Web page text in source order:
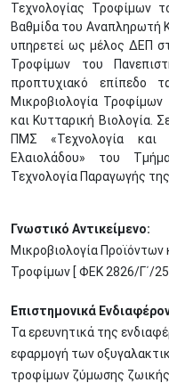
Τεχνολογίας Τροφίμων
Βαθμίδα του Αναπληρωτή
υπηρετεί ως μέλος ΔΕΠ
Τροφίμων του
προπτυχιακό επίπεδο
Μικροβιολογία Τροφίμων
και Κυτταρική Βιολογία.
ΠΜΣ «Τεχνολογία και
Ελαιολάδου» του
Τεχνολογία Παραγωγής
Γνωστικό Αντικείμενο:
Μικροβιολογία
Τροφίμων [ ΦΕΚ 2826/Γ΄/
Επιστημονικά
Τα ερευνητικά της
εφαρμογή των
τροφίμων ζύμωσης